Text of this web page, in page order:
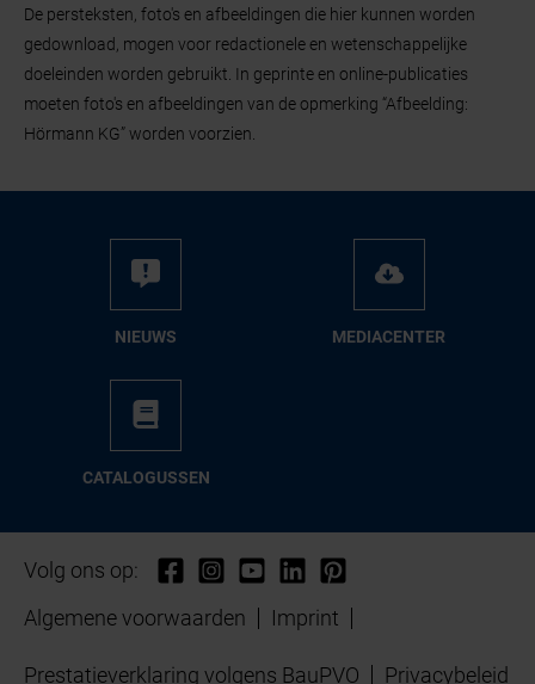
De persteksten, foto's en afbeeldingen die hier kunnen worden
gedownload, mogen voor redactionele en wetenschappelijke
doeleinden worden gebruikt. In geprinte en online-publicaties
moeten foto's en afbeeldingen van de opmerking “Afbeelding:
Hörmann KG” worden voorzien.
NIEUWS ME­DIA­CEN­TER
CA­TA­LO­GUS­SEN
Volg ons op:
Algemene voorwaarden
Imprint
Prestatieverklaring volgens BauPVO Privacybeleid